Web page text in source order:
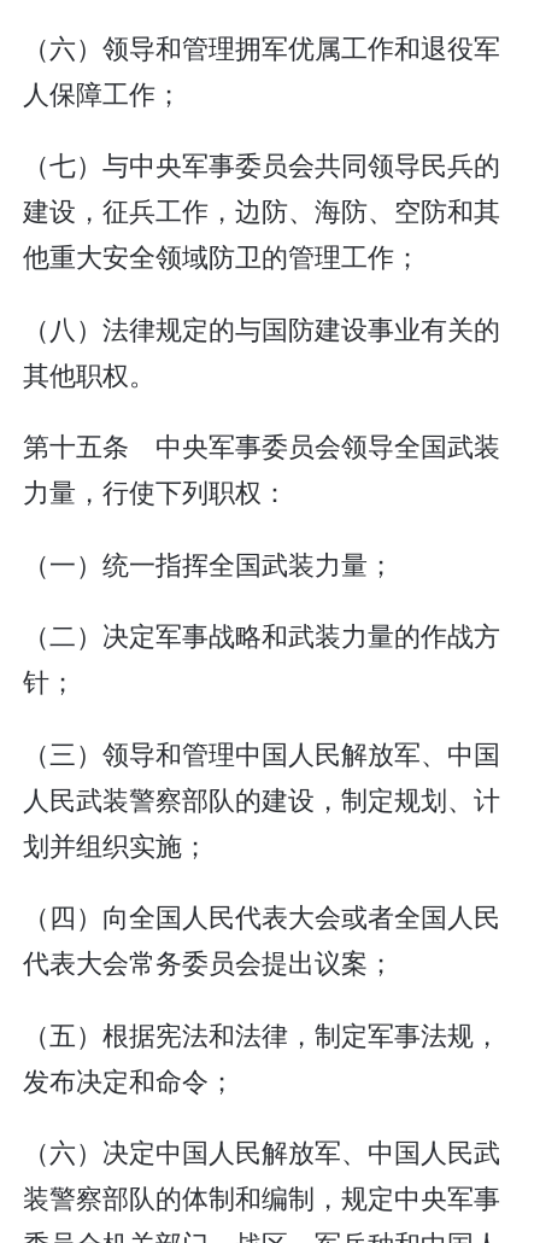
（六）领导和管理拥军优属工作和退役军
人保障工作；
（七）与中央军事委员会共同领导民兵的
建设，征兵工作，边防、海防、空防和其
他重大安全领域防卫的管理工作；
（八）法律规定的与国防建设事业有关的
其他职权。
第十五条 中央军事委员会领导全国武装
力量，行使下列职权：
（一）统一指挥全国武装力量；
（二）决定军事战略和武装力量的作战方
针；
（三）领导和管理中国人民解放军、中国
人民武装警察部队的建设，制定规划、计
划并组织实施；
（四）向全国人民代表大会或者全国人民
代表大会常务委员会提出议案；
（五）根据宪法和法律，制定军事法规，
发布决定和命令；
（六）决定中国人民解放军、中国人民武
装警察部队的体制和编制，规定中央军事